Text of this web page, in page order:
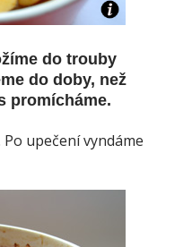
do trouby
do doby, než
promícháme.
upečení vyndáme